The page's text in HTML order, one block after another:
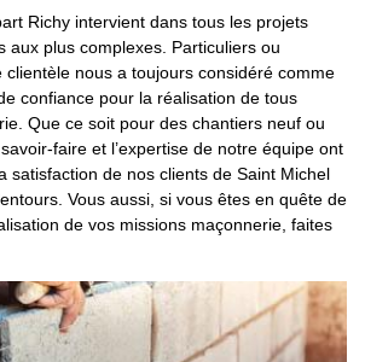
Richy intervient dans tous les projets
aux plus complexes. Particuliers ou
clientèle nous a toujours considéré comme
confiance pour la réalisation de tous
Que ce soit pour des chantiers neuf ou
faire et l’expertise de notre équipe ont
satisfaction de nos clients de Saint Michel
Vous aussi, si vous êtes en quête de
de vos missions maçonnerie, faites